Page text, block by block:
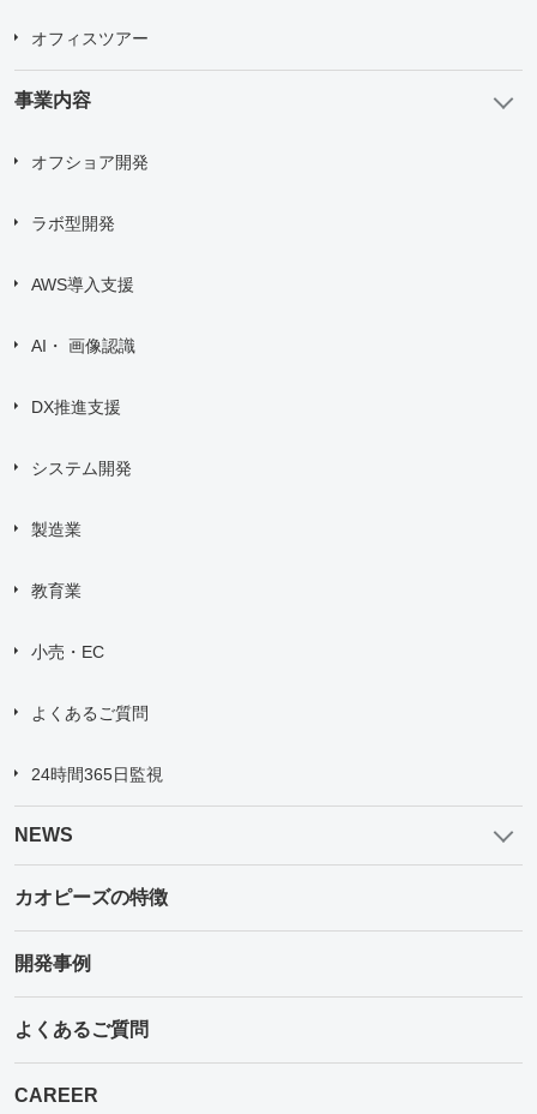
オフィスツアー
事業内容
オフショア開発
ラボ型開発
AWS導入支援
AI・ 画像認識
DX推進支援
システム開発
製造業
教育業
小売・EC
よくあるご質問
24時間365日監視
NEWS
カオピーズの特徴
開発事例
よくあるご質問
CAREER